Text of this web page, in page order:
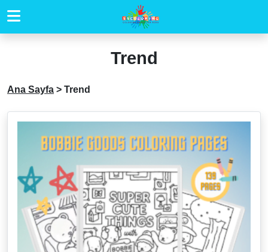
Trend
Ana Sayfa > Trend